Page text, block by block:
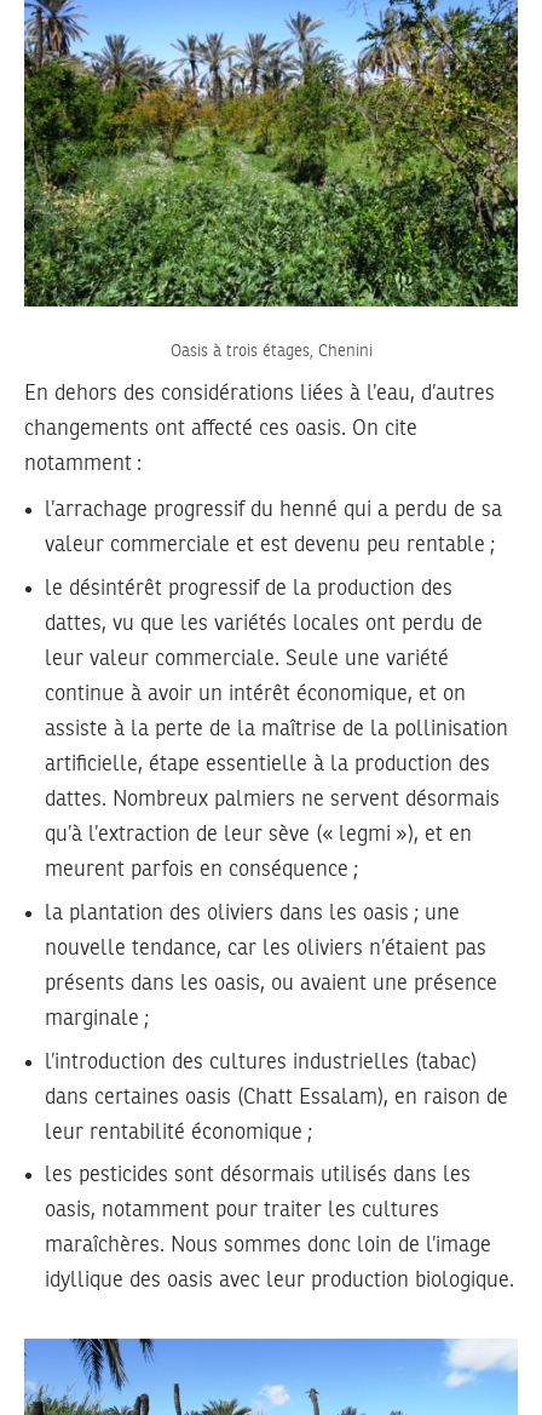
Oasis à trois étages, Chenini
En dehors des considérations liées à l’eau, d’autres
changements ont affecté ces oasis. On cite
notamment :
l’arrachage progressif du henné qui a perdu de sa
valeur commerciale et est devenu peu rentable ;
le désintérêt progressif de la production des
dattes, vu que les variétés locales ont perdu de
leur valeur commerciale. Seule une variété
continue à avoir un intérêt économique, et on
assiste à la perte de la maîtrise de la pollinisation
artificielle, étape essentielle à la production des
dattes. Nombreux palmiers ne servent désormais
qu’à l’extraction de leur sève (« legmi »), et en
meurent parfois en conséquence ;
la plantation des oliviers dans les oasis ; une
nouvelle tendance, car les oliviers n’étaient pas
présents dans les oasis, ou avaient une présence
marginale ;
l’introduction des cultures industrielles (tabac)
dans certaines oasis (Chatt Essalam), en raison de
leur rentabilité économique ;
les pesticides sont désormais utilisés dans les
oasis, notamment pour traiter les cultures
maraîchères. Nous sommes donc loin de l’image
idyllique des oasis avec leur production biologique.